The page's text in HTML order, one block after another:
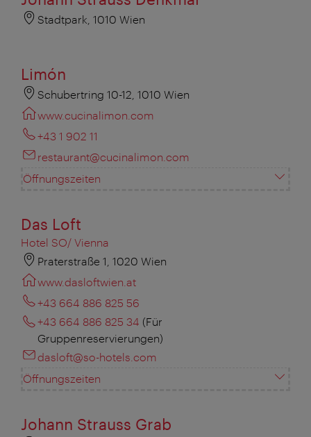
Stadtpark, 1010 Wien
Limón
Schubertring 10-12, 1010 Wien
www.cucinalimon.com
+43 1 902 11
restaurant@cucinalimon.com
Öffnungszeiten
Das Loft
Hotel SO/ Vienna
Praterstraße 1, 1020 Wien
www.dasloftwien.at
+43 664 886 825 56
+43 664 886 825 34 (Für
Gruppenreservierungen)
dasloft@so-hotels.com
Öffnungszeiten
Johann Strauss Grab